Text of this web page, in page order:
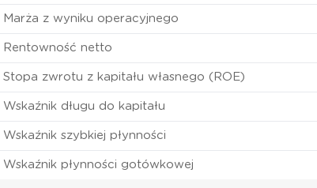
Marża z wyniku operacyjnego
Rentowność netto
Stopa zwrotu z kapitału własnego (ROE)
Wskaźnik długu do kapitału
Wskaźnik szybkiej płynności
Wskaźnik płynności gotówkowej